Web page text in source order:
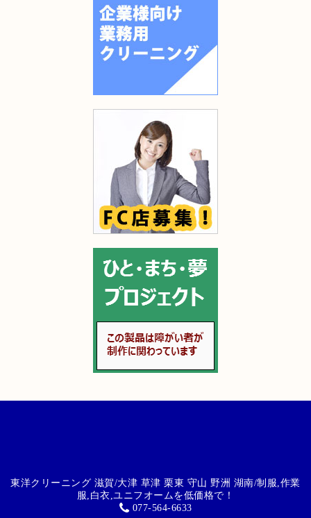
東洋クリーニング 滋賀/大津 草津 栗東 守山 野洲 湖南/制服,作業
服,白衣,ユニフオームを低価格で！
077-564-6633